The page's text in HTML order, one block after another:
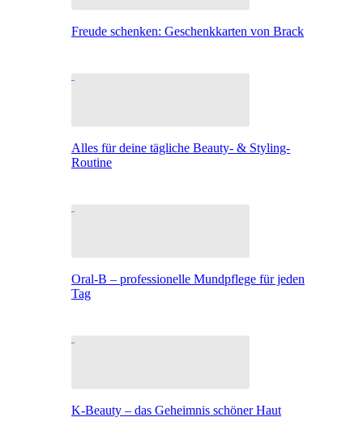
Freude schenken: Geschenkkarten von Brack
Alles für deine tägliche Beauty- & Styling-
Routine
Oral-B – professionelle Mundpflege für jeden
Tag
K-Beauty – das Geheimnis schöner Haut